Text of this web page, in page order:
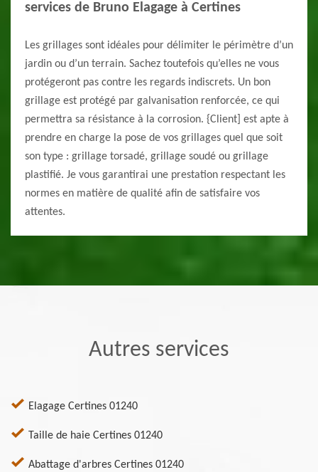
services de Bruno Elagage à Certines
Les grillages sont idéales pour délimiter le périmètre d’un
jardin ou d’un terrain. Sachez toutefois qu’elles ne vous
protégeront pas contre les regards indiscrets. Un bon
grillage est protégé par galvanisation renforcée, ce qui
permettra sa résistance à la corrosion. {Client] est apte à
prendre en charge la pose de vos grillages quel que soit
son type : grillage torsadé, grillage soudé ou grillage
plastifié. Je vous garantirai une prestation respectant les
normes en matière de qualité afin de satisfaire vos
attentes.
Autres services
Elagage Certines 01240
Taille de haie Certines 01240
Abattage d'arbres Certines 01240